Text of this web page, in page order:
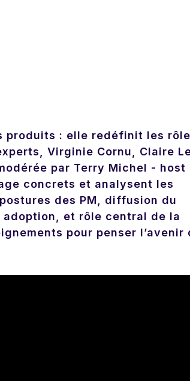
produits : elle redéfinit les
Virginie Cornu, Claire
par Terry Michel - host
concrets et analysent les
des PM, diffusion du
et rôle central de la
pour penser l’avenir